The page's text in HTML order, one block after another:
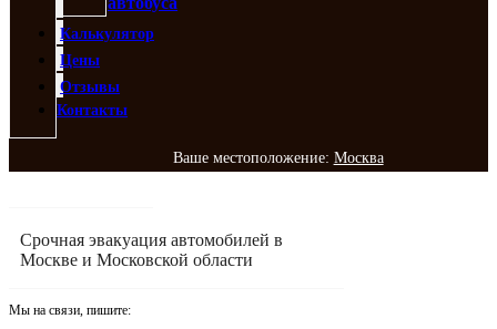
Калькулятор
Цены
Отзывы
Контакты
Ваше местоположение: Москва
Срочная эвакуация автомобилей в
Москве и Московской области
Мы на связи, пишите: